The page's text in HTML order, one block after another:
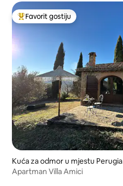
Glavni favorit gostiju
Favorit gostiju
Kuća za odmor u mjestu Perugia
Apartman Villa Amici